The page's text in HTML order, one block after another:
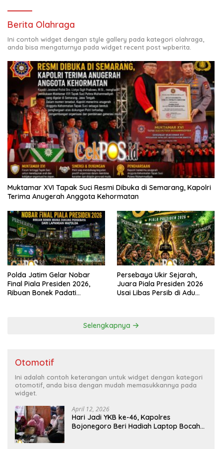
Berita Olahraga
Ini contoh widget dengan style gallery pada kategori olahraga,
anda bisa mengaturnya pada widget recent post wpberita.
Muktamar XVI Tapak Suci Resmi Dibuka di Semarang, Kapolri
Terima Anugerah Anggota Kehormatan
Polda Jatim Gelar Nobar
Final Piala Presiden 2026,
Ribuan Bonek Padati
Persebaya Ukir Sejarah,
Juara Piala Presiden 2026
Usai Libas Persib di Adu
Selengkapnya
Otomotif
Ini adalah contoh keterangan untuk widget dengan kategori
otomotif, anda bisa dengan mudah memasukkannya pada
widget.
April 12, 2026
Hari Jadi YKB ke-46, Kapolres
Bojonegoro Beri Hadiah Laptop Bocah